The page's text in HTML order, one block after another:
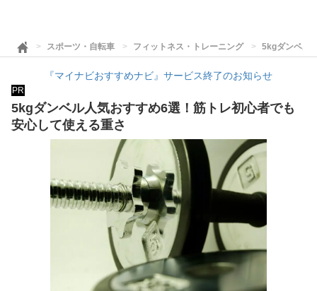
スポーツ・自転車 フィットネス・トレーニング 5kgダンベル
『マイナビおすすめナビ』サービス終了のお知らせ
PR
5kgダンベル人気おすすめ6選！筋トレ初心者でも
安心して使える重さ